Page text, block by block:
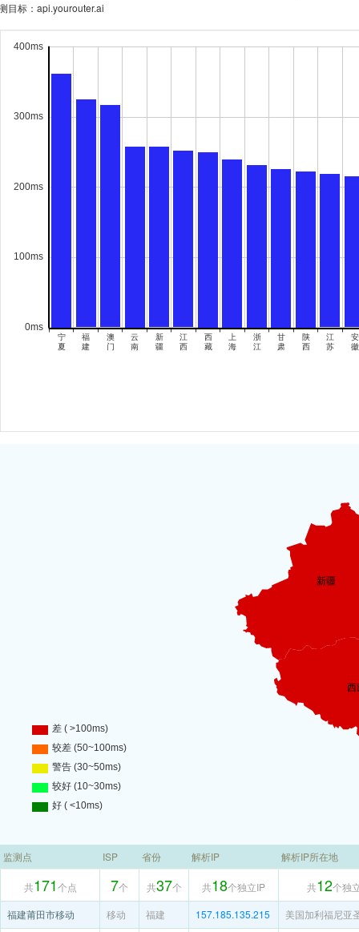
目标： api.yourouter.ai
监测点 ISP 省份 解析IP 解析IP所在地
共171个点 7个 共37个 共18个独立IP 共12个独
福建莆田市移动
移动 福建 157.185.135.215 美国加利福尼亚